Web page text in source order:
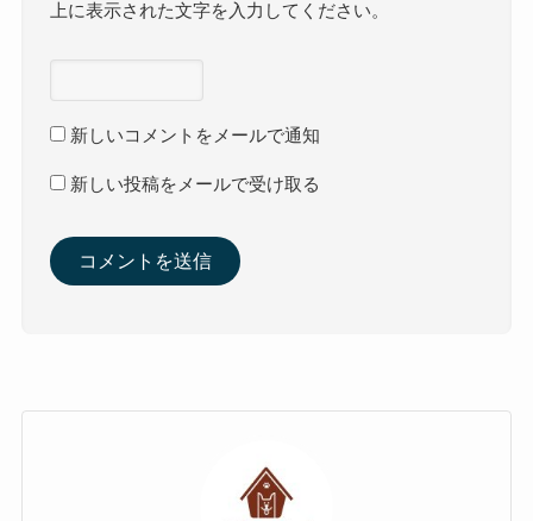
上に表示された文字を入力してください。
新しいコメントをメールで通知
新しい投稿をメールで受け取る